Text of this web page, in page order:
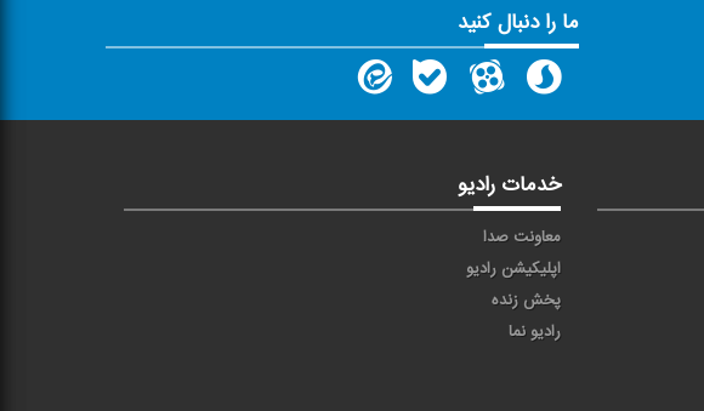
ما را دنبال کنید
خدمات رادیو
معاونت صدا
اپلیکیشن رادیو
پخش زنده
رادیو نما